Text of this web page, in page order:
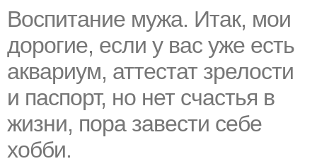
Воспитание мужа. Итак, мои
дорогие, если у вас уже есть
аквариум, аттестат зрелости
и паспорт, но нет счастья в
жизни, пора завести себе
хобби.